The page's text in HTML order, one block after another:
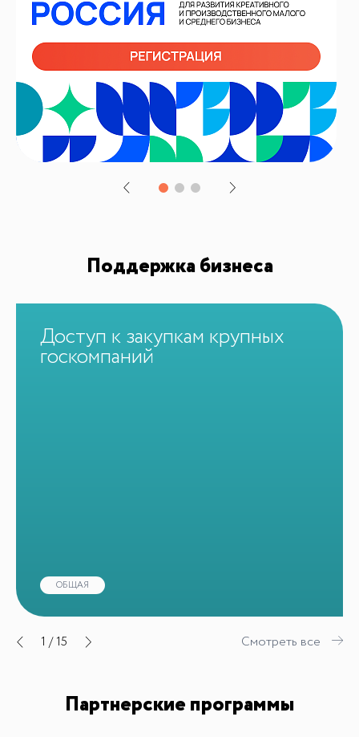
Поддержка бизнеса
Доступ к закупкам крупных
госкомпаний
ОБЩАЯ
1 /15 Смотреть все
Партнерские программы